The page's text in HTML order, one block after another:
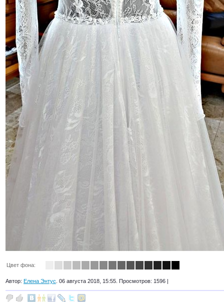
Цвет фона:
Автор: Елена Энтус . 06 августа 2018, 15:55. Просмотров: 1596 |